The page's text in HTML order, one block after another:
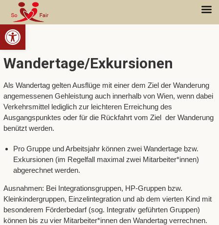
Open toolbar
Wandertage/Exkursionen
Als Wandertag gelten Ausflüge mit einer dem Ziel der Wanderung
angemessenen Gehleistung auch innerhalb von Wien, wenn dabei
Verkehrsmittel lediglich zur leichteren Erreichung des
Ausgangspunktes oder für die Rückfahrt vom Ziel der Wanderung
benützt werden.
Pro Gruppe und Arbeitsjahr können zwei Wandertage bzw.
Exkursionen (im Regelfall maximal zwei Mitarbeiter*innen)
abgerechnet werden.
Ausnahmen: Bei Integrationsgruppen, HP-Gruppen bzw.
Kleinkindergruppen, Einzelintegration und ab dem vierten Kind mit
besonderem Förderbedarf (sog. Integrativ geführten Gruppen)
können bis zu vier Mitarbeiter*innen den Wandertag verrechnen.